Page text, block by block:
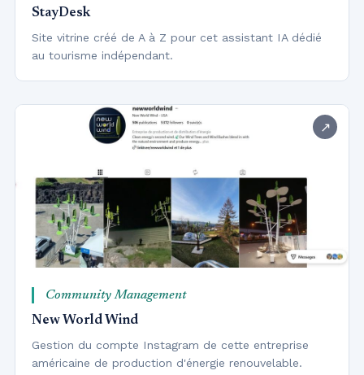
StayDesk
Site vitrine créé de A à Z pour cet assistant IA dédié
au tourisme indépendant.
Community Management
New World Wind
Gestion du compte Instagram de cette entreprise
américaine de production d'énergie renouvelable.